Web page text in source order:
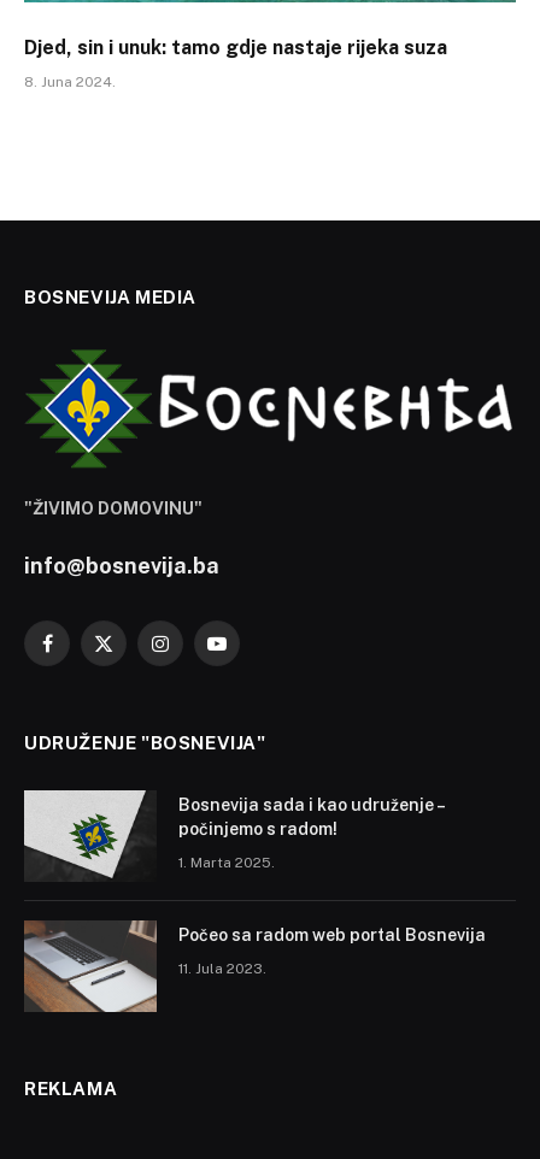
Djed, sin i unuk: tamo gdje nastaje rijeka suza
8. Juna 2024.
BOSNEVIJA MEDIA
"ŽIVIMO DOMOVINU"
info@bosnevija.ba
Facebook
X
InstagramYouTube
UDRUŽENJE "BOSNEVIJA"
Bosnevija sada i kao udruženje –
počinjemo s radom!
1. Marta 2025.
Počeo sa radom web portal Bosnevija
11. Jula 2023.
REKLAMA